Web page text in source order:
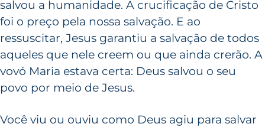
salvou a humanidade. A crucificação de Cristo
foi o preço pela nossa salvação. E ao
ressuscitar, Jesus garantiu a salvação de todos
aqueles que nele creem ou que ainda crerão. A
vovó Maria estava certa: Deus salvou o seu
povo por meio de Jesus.
Você viu ou ouviu como Deus agiu para salvar